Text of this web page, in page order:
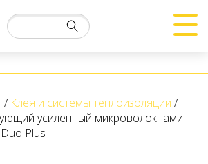
Клея и системы теплоизоляции
усиленный микроволокнами
Plus